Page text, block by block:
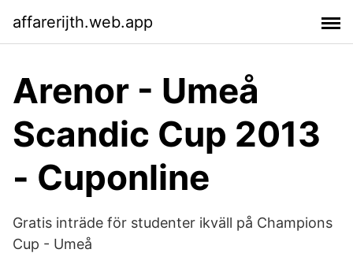
affarerijth.web.app
Arenor - Umeå
Scandic Cup 2013
- Cuponline
Gratis inträde för studenter ikväll på Champions
Cup - Umeå